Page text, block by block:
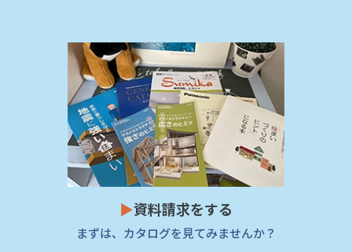
▶資料請求をする
まずは、カタログを見てみませんか？